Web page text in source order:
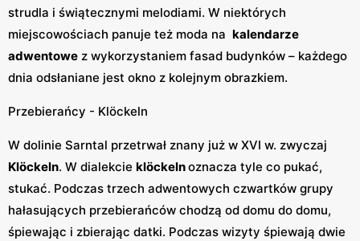
strudla i świątecznymi melodiami. W niektórych
miejscowościach panuje też moda na kalendarze
adwentowe z wykorzystaniem fasad budynków – każdego
dnia odsłaniane jest okno z kolejnym obrazkiem.
Przebierańcy - Klöckeln
W dolinie Sarntal przetrwał znany już w XVI w. zwyczaj
Klöckeln. W dialekcie klöckelnoznacza tyle co pukać,
stukać. Podczas trzech adwentowych czwartków grupy
hałasujących przebierańców chodzą od domu do domu,
śpiewając i zbierając datki. Podczas wizyty śpiewają dwie